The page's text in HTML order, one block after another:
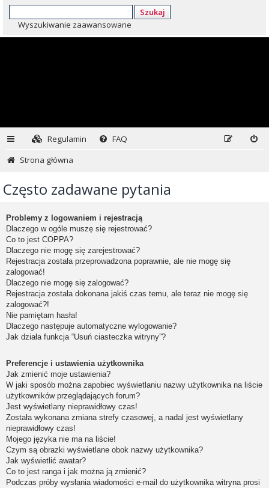
Szukaj
Wyszukiwanie zaawansowane
Regulamin
FAQ
Strona główna
Często zadawane pytania
Problemy z logowaniem i rejestracją
Dlaczego w ogóle muszę się rejestrować?
Co to jest COPPA?
Dlaczego nie mogę się zarejestrować?
Rejestracja została przeprowadzona poprawnie, ale nie mogę się
zalogować!
Dlaczego nie mogę się zalogować?
Rejestracja została dokonana jakiś czas temu, ale teraz nie mogę się
zalogować?!
Nie pamiętam hasła!
Dlaczego następuje automatyczne wylogowanie?
Jak działa funkcja “Usuń ciasteczka witryny”?
Preferencje i ustawienia użytkownika
Jak zmienić moje ustawienia?
W jaki sposób można zapobiec wyświetlaniu nazwy użytkownika na liście
użytkowników przeglądających forum?
Jest wyświetlany nieprawidłowy czas!
Została wykonana zmiana strefy czasowej, a nadal jest wyświetlany
nieprawidłowy czas!
Mojego języka nie ma na liście!
Czym są obrazki wyświetlane obok nazwy użytkownika?
Jak wyświetlić awatar?
Co to jest ranga i jak można ją zmienić?
Podczas próby wysłania wiadomości e-mail do użytkownika witryna prosi